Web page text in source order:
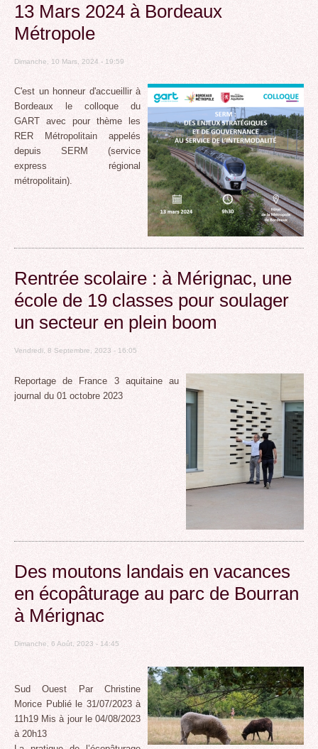
13 Mars 2024 à Bordeaux
Métropole
Dimanche, 10 Mars, 2024 - 19:59
C'est un honneur d'accueillir à
Bordeaux le colloque du
GART avec pour thème les
RER Métropolitain appelés
depuis SERM (service
express régional
métropolitain).
Rentrée scolaire : à Mérignac, une
école de 19 classes pour soulager
un secteur en plein boom
Vendredi, 8 Septembre, 2023 - 16:05
Reportage de France 3 aquitaine au
journal du 01 octobre 2023
Des moutons landais en vacances
en écopâturage au parc de Bourran
à Mérignac
Dimanche, 6 Août, 2023 - 14:45
Sud Ouest Par Christine
Morice Publié le 31/07/2023 à
11h19 Mis à jour le 04/08/2023
à 20h13